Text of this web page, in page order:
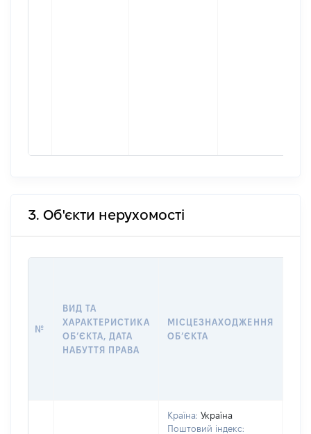
3. Об'єкти нерухомості
№
ВИД ТА
ХАРАКТЕРИСТИКА
ОБʼЄКТА, ДАТА
НАБУТТЯ ПРАВА
МІСЦЕЗНАХОДЖЕННЯ
ОБʼЄКТА
Країна: Україна
Поштовий індекс: